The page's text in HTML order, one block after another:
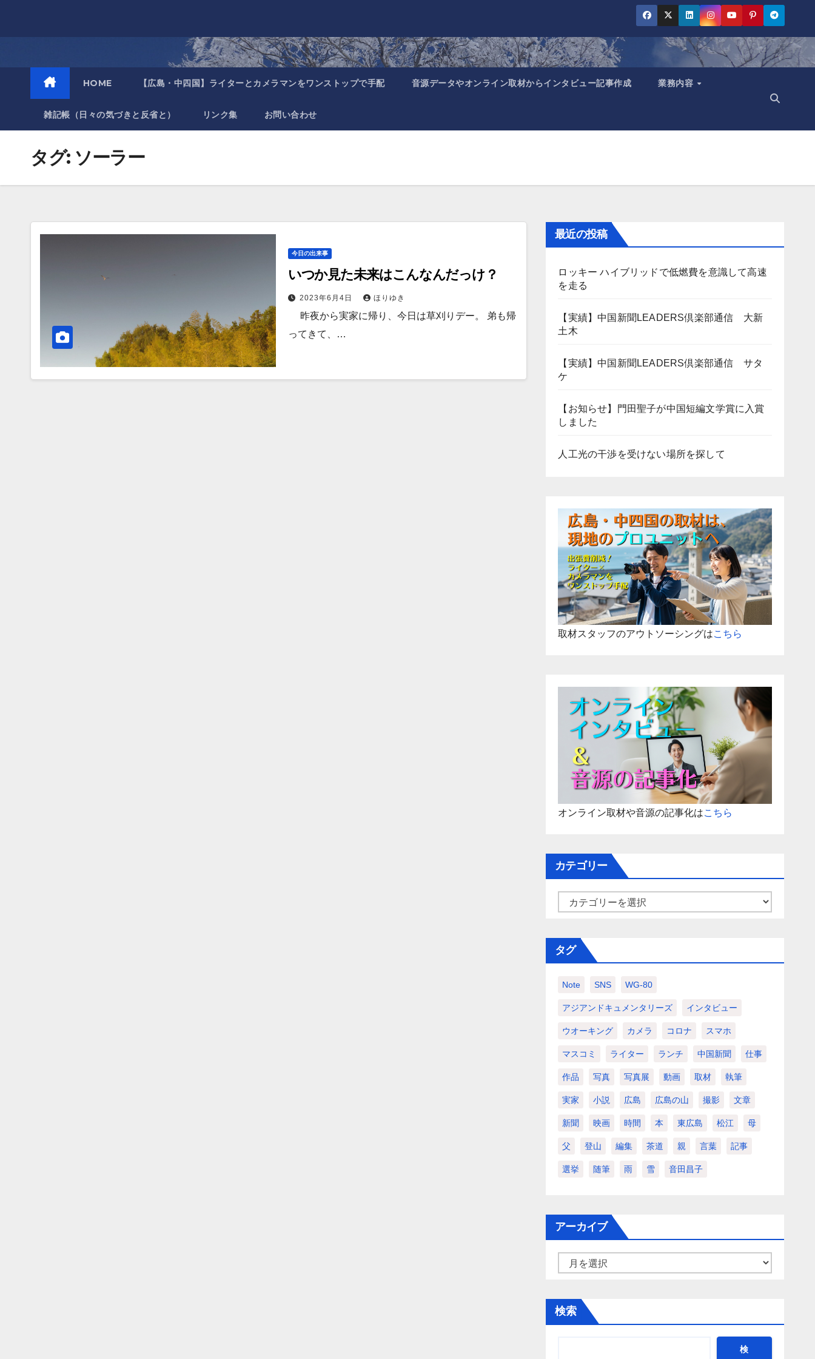
HOME 【広島・中四国】ライターとカメラマンをワンストップで手配 音源データやオンライン取材からインタビュー記事作成 業務内容
雑記帳（日々の気づきと反省と） リンク集 お問い合わせ
タグ: ソーラー
今日の出来事
いつか見た未来はこんなんだっけ？
2023年6月4日 ほりゆき
昨夜から実家に帰り、今日は草刈りデー。 弟も帰
ってきて、…
最近の投稿
ロッキー ハイブリッドで低燃費を意識して高速
を走る
【実績】中国新聞LEADERS倶楽部通信 大新
土木
【実績】中国新聞LEADERS倶楽部通信 サタ
ケ
【お知らせ】門田聖子が中国短編文学賞に入賞
しました
人工光の干渉を受けない場所を探して
取材スタッフのアウトソーシングはこちら
オンライン取材や音源の記事化はこちら
カテゴリー
ゴ
リ
タグ
Note SNS WG-80
アジアンドキュメンタリーズ インタビュー
ウオーキング カメラ コロナ スマホ
マスコミ ライター ランチ 中国新聞 仕事
作品 写真 写真展 動画 取材 執筆
実家 小説 広島 広島の山 撮影 文章
新聞 映画 時間 本 東広島 松江 母
父 登山 編集 茶道 親 言葉 記事
選挙 随筆 雨 雪 音田昌子
アーカイブ
カ
イ
検索
検